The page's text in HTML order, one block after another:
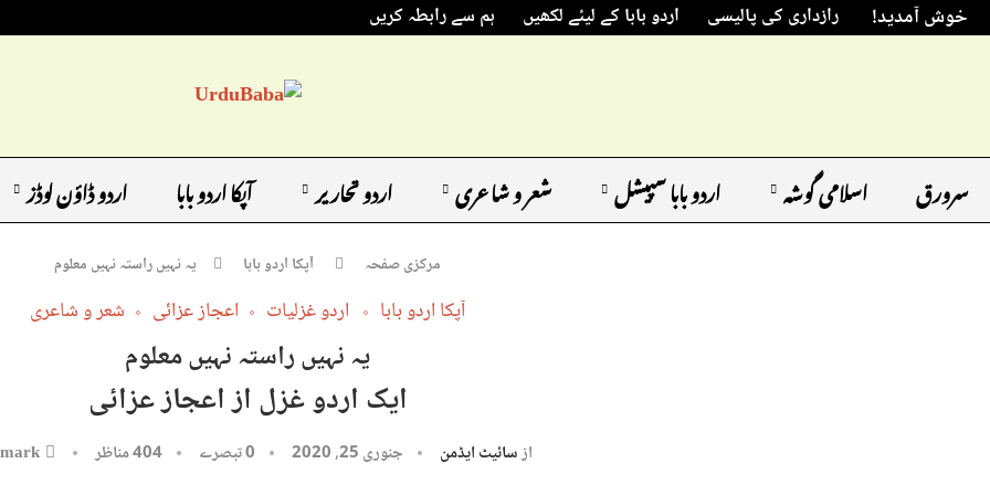
خوش آمدید! رازداری کی پالیسی اردو بابا کے لیئے لکھیں ہم سے رابطہ کریں
سرورق اسلامی گوشہ اردو بابا سپیشل شعر و شاعری اردو تحاریر آپکا اردو بابا اردو ڈاؤن لوڈز
مرکزی صفحہ آپکا اردو بابا یہ نہیں راستہ نہیں معلوم
آپکا اردو بابا اردو غزلیات اعجاز عزائی شعر و شاعری
یہ نہیں راستہ نہیں معلوم
ایک اردو غزل از اعجاز عزائی
ازسائیٹ ایڈمن جنوری 25, 2020 0 تبصرے 404مناظر